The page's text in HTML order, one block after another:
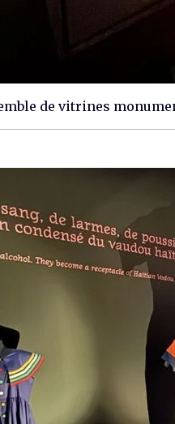
de vitrines